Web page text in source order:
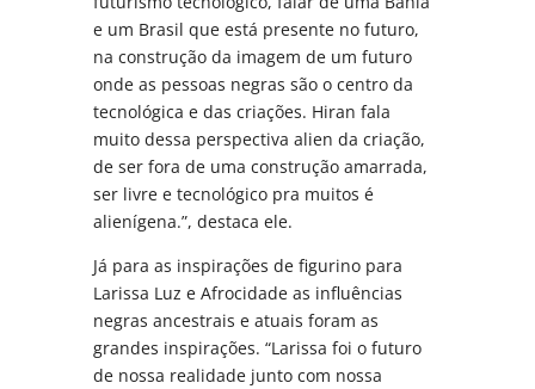
e um Brasil que está presente no futuro,
na construção da imagem de um futuro
onde as pessoas negras são o centro da
tecnológica e das criações. Hiran fala
muito dessa perspectiva alien da criação,
de ser fora de uma construção amarrada,
ser livre e tecnológico pra muitos é
alienígena.”, destaca ele.
Já para as inspirações de figurino para
Larissa Luz e Afrocidade as influências
negras ancestrais e atuais foram as
grandes inspirações. “Larissa foi o futuro
de nossa realidade junto com nossa